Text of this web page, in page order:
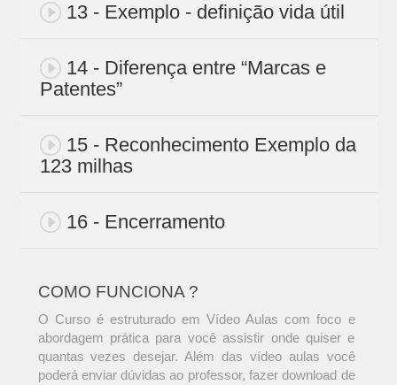
13 - Exemplo - definição vida útil
14 - Diferença entre “Marcas e
Patentes”
15 - Reconhecimento Exemplo da
123 milhas
16 - Encerramento
COMO FUNCIONA ?
O Curso é estruturado em Vídeo Aulas com foco e
abordagem prática para você assistir onde quiser e
quantas vezes desejar. Além das vídeo aulas você
poderá enviar dúvidas ao professor, fazer download de